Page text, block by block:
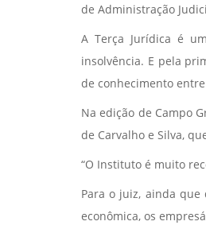
de Administração
A Terça Jurídica é
insolvência. E pela
de conhecimento
Na edição de Campo
de Carvalho e Silva,
“O Instituto é muito
Para o juiz, ainda que
econômica, os